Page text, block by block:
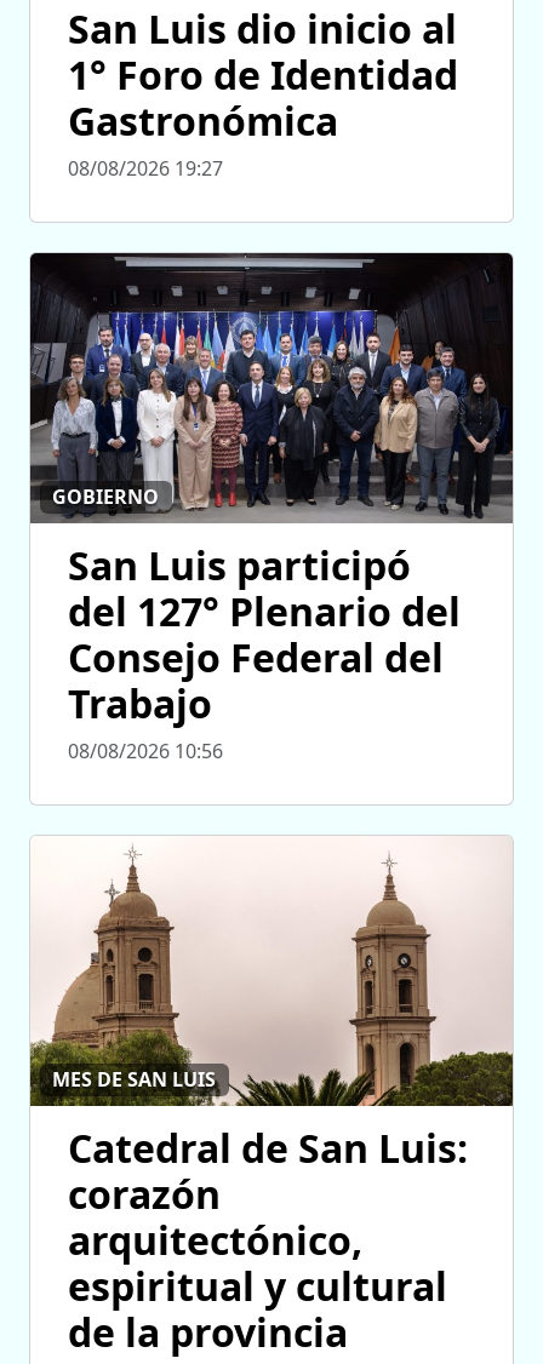
San Luis dio inicio al
1° Foro de Identidad
Gastronómica
08/08/2026 19:27
GOBIERNO
San Luis participó
del 127° Plenario del
Consejo Federal del
Trabajo
08/08/2026 10:56
MES DE SAN LUIS
Catedral de San Luis:
corazón
arquitectónico,
espiritual y cultural
de la provincia